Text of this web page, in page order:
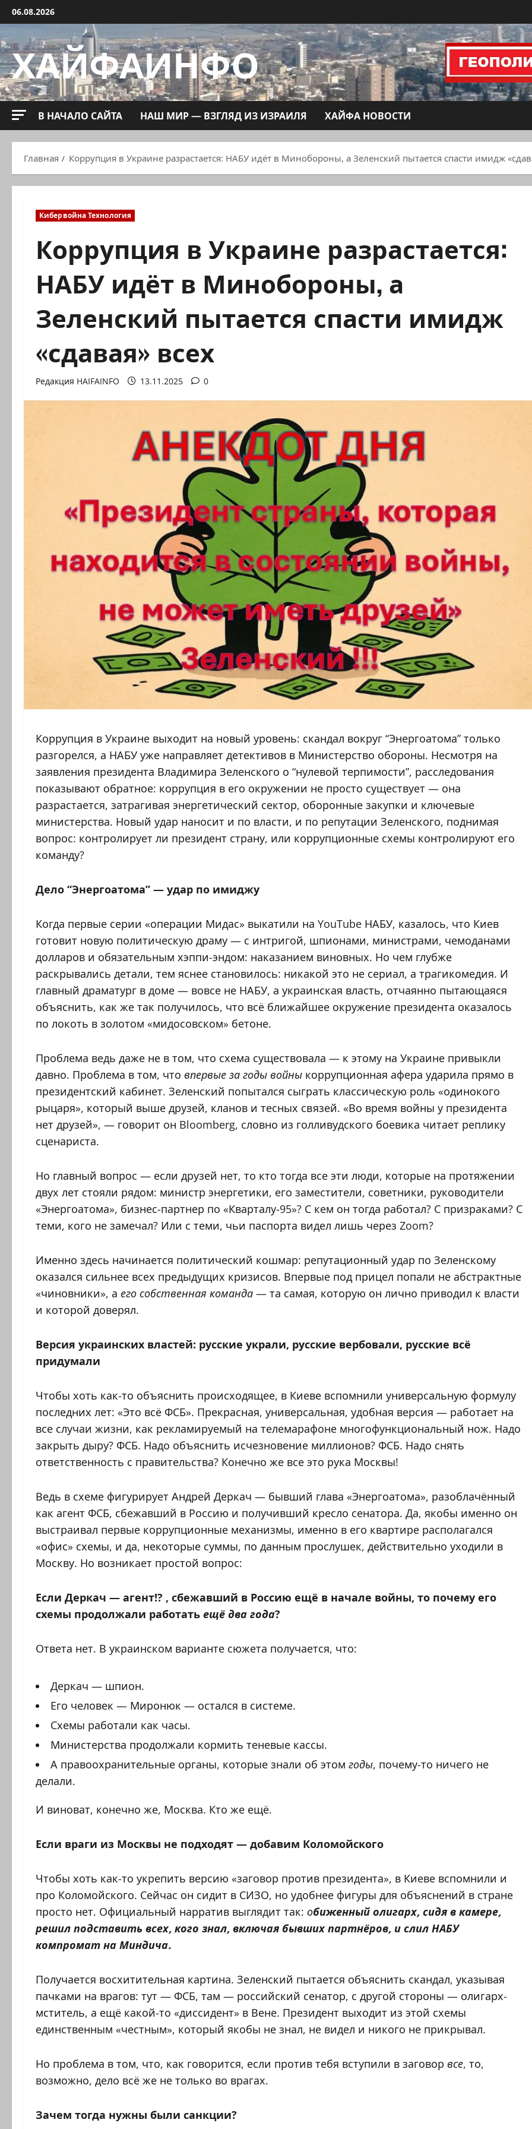
Перейти
к
содержимому
06.08.2026
ХАЙФАИНФО
В НАЧАЛО САЙТА НАШ МИР — ВЗГЛЯД ИЗ ИЗРАИЛЯ ХАЙФА НОВОСТИ
Главная Коррупция в Украине разрастается: НАБУ идёт в Минобороны, а Зеленский пытается спасти имидж
Кибервойна Технология
Коррупция в Украине разрастается:
НАБУ идёт в Минобороны, а
Зеленский пытается спасти имидж
«сдавая» всех
Редакция HAIFAINFO 13.11.2025 0
Коррупция в Украине выходит на новый уровень: скандал вокруг “Энергоатома” только
разгорелся, а НАБУ уже направляет детективов в Министерство обороны. Несмотря на
заявления президента Владимира Зеленского о “нулевой терпимости”, расследования
показывают обратное: коррупция в его окружении не просто существует — она
разрастается, затрагивая энергетический сектор, оборонные закупки и ключевые
министерства. Новый удар наносит и по власти, и по репутации Зеленского, поднимая
вопрос: контролирует ли президент страну, или коррупционные схемы контролируют его
команду?
Дело “Энергоатома” — удар по имиджу
Когда первые серии «операции Мидас» выкатили на YouTube НАБУ, казалось, что Киев
готовит новую политическую драму — с интригой, шпионами, министрами, чемоданами
долларов и обязательным хэппи-эндом: наказанием виновных. Но чем глубже
раскрывались детали, тем яснее становилось: никакой это не сериал, а трагикомедия. И
главный драматург в доме — вовсе не НАБУ, а украинская власть, отчаянно пытающаяся
объяснить, как же так получилось, что всё ближайшее окружение президента оказалось
по локоть в золотом «мидосовском» бетоне.
Проблема ведь даже не в том, что схема существовала — к этому на Украине привыкли
давно. Проблема в том, что впервые за годы войны коррупционная афера ударила прямо в
президентский кабинет. Зеленский попытался сыграть классическую роль «одинокого
рыцаря», который выше друзей, кланов и тесных связей. «Во время войны у президента
нет друзей», — говорит он Bloomberg, словно из голливудского боевика читает реплику
сценариста.
Но главный вопрос — если друзей нет, то кто тогда все эти люди, которые на протяжении
двух лет стояли рядом: министр энергетики, его заместители, советники, руководители
«Энергоатома», бизнес-партнер по «Кварталу-95»? С кем он тогда работал? С призраками? С
теми, кого не замечал? Или с теми, чьи паспорта видел лишь через Zoom?
Именно здесь начинается политический кошмар: репутационный удар по Зеленскому
оказался сильнее всех предыдущих кризисов. Впервые под прицел попали не абстрактные
«чиновники», а его собственная команда — та самая, которую он лично приводил к власти
и которой доверял.
Версия украинских властей: русские украли, русские вербовали, русские всё
придумали
Чтобы хоть как-то объяснить происходящее, в Киеве вспомнили универсальную формулу
последних лет: «Это всё ФСБ». Прекрасная, универсальная, удобная версия — работает на
все случаи жизни, как рекламируемый на телемарафоне многофункциональный нож. Надо
закрыть дыру? ФСБ. Надо объяснить исчезновение миллионов? ФСБ. Надо снять
ответственность с правительства? Конечно же все это рука Москвы!
Ведь в схеме фигурирует Андрей Деркач — бывший глава «Энергоатома», разоблачённый
как агент ФСБ, сбежавший в Россию и получивший кресло сенатора. Да, якобы именно он
выстраивал первые коррупционные механизмы, именно в его квартире располагался
«офис» схемы, и да, некоторые суммы, по данным прослушек, действительно уходили в
Москву. Но возникает простой вопрос:
Если Деркач — агент!? , сбежавший в Россию ещё в начале войны, то почему его
схемы продолжали работать ещё два года?
Ответа нет. В украинском варианте сюжета получается, что:
Деркач — шпион.
Его человек — Миронюк — остался в системе.
Схемы работали как часы.
Министерства продолжали кормить теневые кассы.
А правоохранительные органы, которые знали об этом годы, почему-то ничего не
делали.
И виноват, конечно же, Москва. Кто же ещё.
Если враги из Москвы не подходят — добавим Коломойского
Чтобы хоть как-то укрепить версию «заговор против президента», в Киеве вспомнили и
про Коломойского. Сейчас он сидит в СИЗО, но удобнее фигуры для объяснений в стране
просто нет. Официальный нарратив выглядит так: обиженный олигарх, сидя в камере,
решил подставить всех, кого знал, включая бывших партнёров, и слил НАБУ
компромат на Миндича.
Получается восхитительная картина. Зеленский пытается объяснить скандал, указывая
пачками на врагов: тут — ФСБ, там — российский сенатор, с другой стороны — олигарх-
мститель, а ещё какой-то «диссидент» в Вене. Президент выходит из этой схемы
единственным «честным», который якобы не знал, не видел и никого не прикрывал.
Но проблема в том, что, как говорится, если против тебя вступили в заговор все, то,
возможно, дело всё же не только во врагах.
Зачем тогда нужны были санкции?